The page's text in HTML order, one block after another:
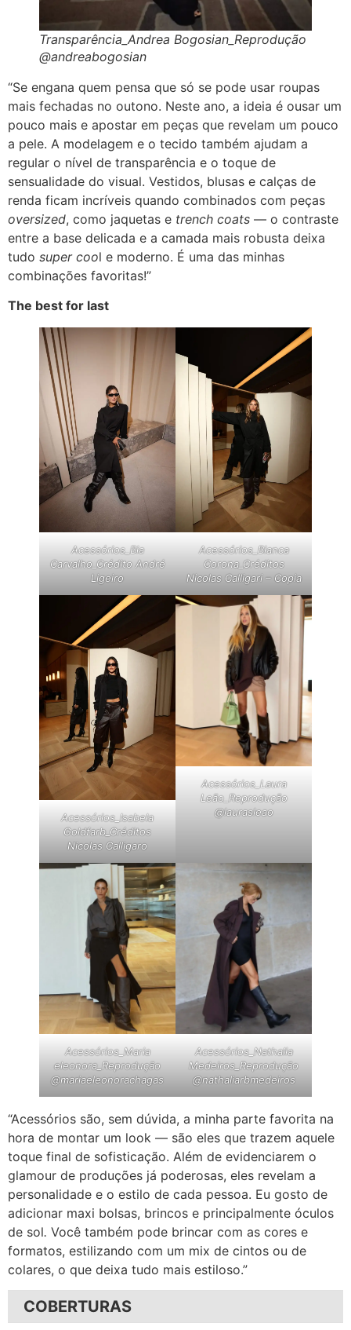
Transparência_Andrea Bogosian_Reprodução
@andreabogosian
“Se engana quem pensa que só se pode usar roupas
mais fechadas no outono. Neste ano, a ideia é ousar um
pouco mais e apostar em peças que revelam um pouco
a pele. A modelagem e o tecido também ajudam a
regular o nível de transparência e o toque de
sensualidade do visual. Vestidos, blusas e calças de
renda ficam incríveis quando combinados com peças
oversized, como jaquetas e trench coats — o contraste
entre a base delicada e a camada mais robusta deixa
tudo super cool e moderno. É uma das minhas
combinações favoritas!”
The best for last
Acessórios_Bia
Carvalho_Crédito André
Ligeiro
Acessórios_Bianca
Corona_Créditos
Nicolas Calligari – Copia
Acessórios_Isabela
Goldfarb_Créditos
Nicolas Calligaro
Acessórios_Laura
Leão_Reprodução
@laurasleao
Acessórios_Maria
eleonora_Reprodução
@mariaeleonorachagas
Acessórios_Nathalia
Medeiros_Reprodução
@nathaliarbmedeiros
“Acessórios são, sem dúvida, a minha parte favorita na
hora de montar um look — são eles que trazem aquele
toque final de sofisticação. Além de evidenciarem o
glamour de produções já poderosas, eles revelam a
personalidade e o estilo de cada pessoa. Eu gosto de
adicionar maxi bolsas, brincos e principalmente óculos
de sol. Você também pode brincar com as cores e
formatos, estilizando com um mix de cintos ou de
colares, o que deixa tudo mais estiloso.”
COBERTURAS